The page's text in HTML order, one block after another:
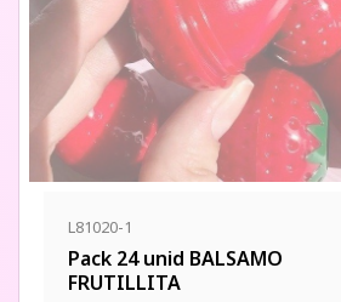
L81020-1
Pack 24 unid BALSAMO
FRUTILLITA